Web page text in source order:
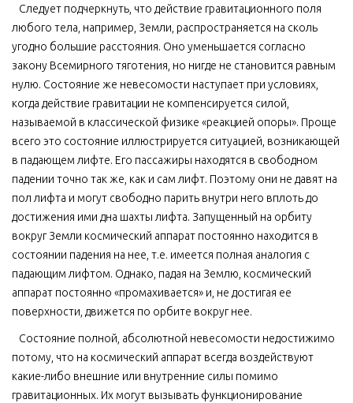
Следует подчеркнуть, что действие гравитационного поля
любого тела, например, Земли, распространяется на сколь
угодно большие расстояния. Оно уменьшается согласно
закону Всемирного тяготения, но нигде не становится равным
нулю. Состояние же невесомости наступает при условиях,
когда действие гравитации не компенсируется силой,
называемой в классической физике «реакцией опоры». Проще
всего это состояние иллюстрируется ситуацией, возникающей
в падающем лифте. Его пассажиры находятся в свободном
падении точно так же, как и сам лифт. Поэтому они не давят на
пол лифта и могут свободно парить внутри него вплоть до
достижения ими дна шахты лифта. Запущенный на орбиту
вокруг Земли космический аппарат постоянно находится в
состоянии падения на нее, т.е. имеется полная аналогия с
падающим лифтом. Однако, падая на Землю, космический
аппарат постоянно «промахивается» и, не достигая ее
поверхности, движется по орбите вокруг нее.
Состояние полной, абсолютной невесомости недостижимо
потому, что на космический аппарат всегда воздействуют
какие-либо внешние или внутренние силы помимо
гравитационных. Их могут вызывать функционирование